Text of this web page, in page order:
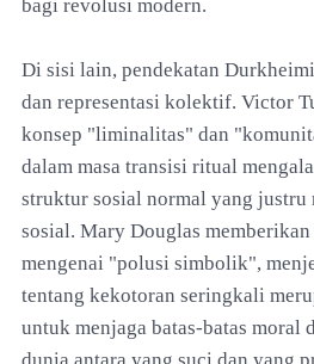
bagi revolusi modern.
Di sisi lain, pendekatan
dan representasi kolektif. Victor
konsep "liminalitas" dan
dalam masa transisi ritual
struktur sosial normal yang justru
sosial. Mary Douglas
mengenai "polusi simbolik",
tentang kekotoran seringkali
untuk menjaga batas-batas moral